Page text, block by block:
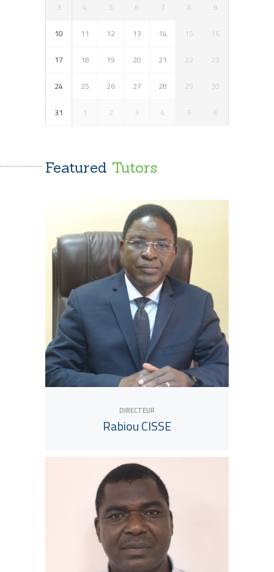
3 4 5 6 7 8 9
10 11 12 13 14 15 16
17 18 19 20 21 22 23
24 25 26 27 28 29 30
31 1 2 3 4 5 6
Featured Tutors
DIRECTEUR
Rabiou CISSE
View Tutor